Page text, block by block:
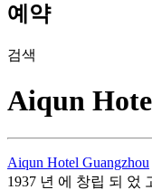
예약
검색
Aiqun
Aiqun Hotel Guangzhou
1937 년 에 창립 되 었